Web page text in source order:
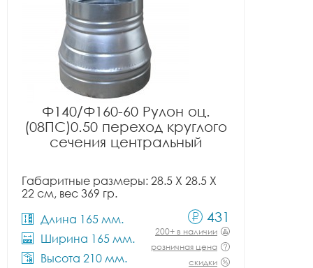
Ф140/Ф160-60 Рулон оц.
(08ПС)0.50 переход круглого
сечения центральный
Габаритные размеры: 28.5 X 28.5 X
22 см, вес 369 гр.
Длина 165 мм.
Ширина 165 мм.
Высота 210 мм.
431
200+ в наличии
розничная цена
скидки